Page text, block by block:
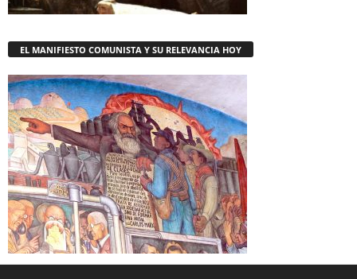
EL MANIFIESTO COMUNISTA Y SU RELEVANCIA HOY